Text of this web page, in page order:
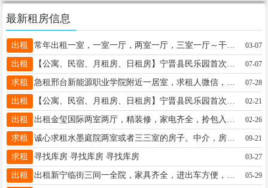
最新租房信息
出租 常年出租一室，一室一厅，两室一厅，三室一厅～干干净净，随心所欲！随时看房随时入住即可 03-07
出租 07-07
求租 07-28
出租 02-21
出租 02-26
求租 诚心求租水墨庭院两室或者三三室的房子。中介，房东都可以联系。电话15832972473 09-21
求租 寻找库房 寻找库房 寻找库房 03-27
出租 05-29